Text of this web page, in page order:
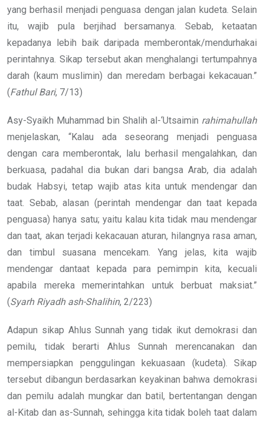
yang berhasil menjadi penguasa dengan jalan kudeta. Selain
itu, wajib pula berjihad bersamanya. Sebab, ketaatan
kepadanya lebih baik daripada memberontak/mendurhakai
perintahnya. Sikap tersebut akan menghalangi tertumpahnya
darah (kaum muslimin) dan meredam berbagai kekacauan.”
(Fathul Bari, 7/13)
Asy-Syaikh Muhammad bin Shalih al-‘Utsaimin rahimahullah
menjelaskan, “Kalau ada seseorang menjadi penguasa
dengan cara memberontak, lalu berhasil mengalahkan, dan
berkuasa, padahal dia bukan dari bangsa Arab, dia adalah
budak Habsyi, tetap wajib atas kita untuk mendengar dan
taat. Sebab, alasan (perintah mendengar dan taat kepada
penguasa) hanya satu; yaitu kalau kita tidak mau mendengar
dan taat, akan terjadi kekacauan aturan, hilangnya rasa aman,
dan timbul suasana mencekam. Yang jelas, kita wajib
mendengar dantaat kepada para pemimpin kita, kecuali
apabila mereka memerintahkan untuk berbuat maksiat.”
(Syarh Riyadh ash-Shalihin, 2/223)
Adapun sikap Ahlus Sunnah yang tidak ikut demokrasi dan
pemilu, tidak berarti Ahlus Sunnah merencanakan dan
mempersiapkan penggulingan kekuasaan (kudeta). Sikap
tersebut dibangun berdasarkan keyakinan bahwa demokrasi
dan pemilu adalah mungkar dan batil, bertentangan dengan
al-Kitab dan as-Sunnah, sehingga kita tidak boleh taat dalam